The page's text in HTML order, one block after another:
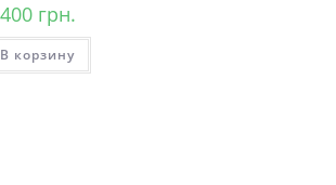
400 грн.
В корзину